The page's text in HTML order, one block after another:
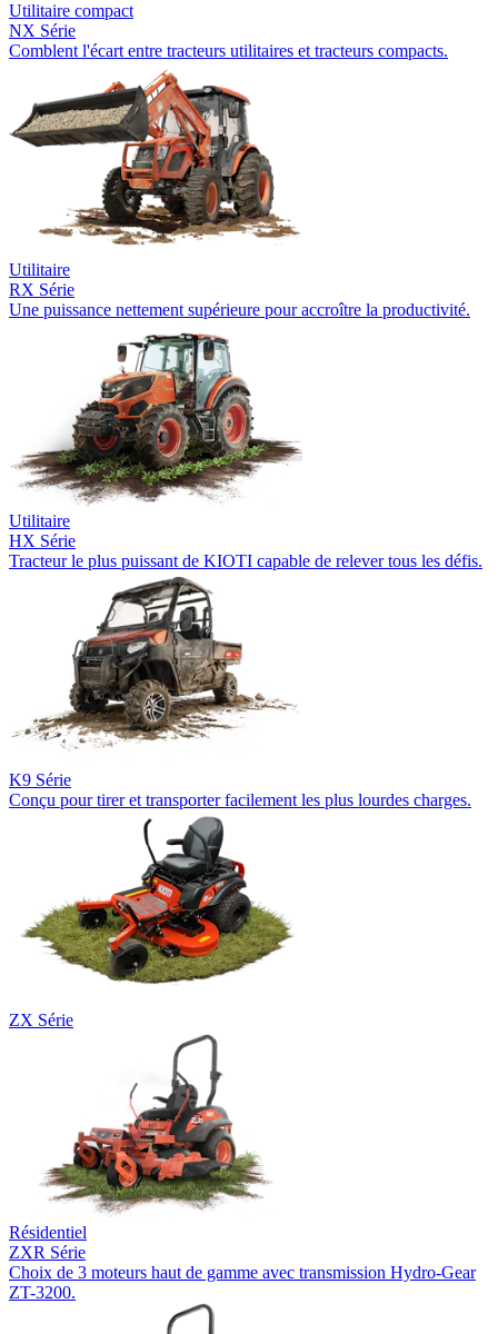
Utilitaire compact
NX Série
Comblent l'écart entre tracteurs utilitaires et tracteurs compacts.
Utilitaire
RX Série
Une puissance nettement supérieure pour accroître la productivité.
Utilitaire
HX Série
Tracteur le plus puissant de KIOTI capable de relever tous les défis.
K9 Série
Conçu pour tirer et transporter facilement les plus lourdes charges.
ZX Série
Résidentiel
ZXR Série
Choix de 3 moteurs haut de gamme avec transmission Hydro-Gear
ZT-3200.